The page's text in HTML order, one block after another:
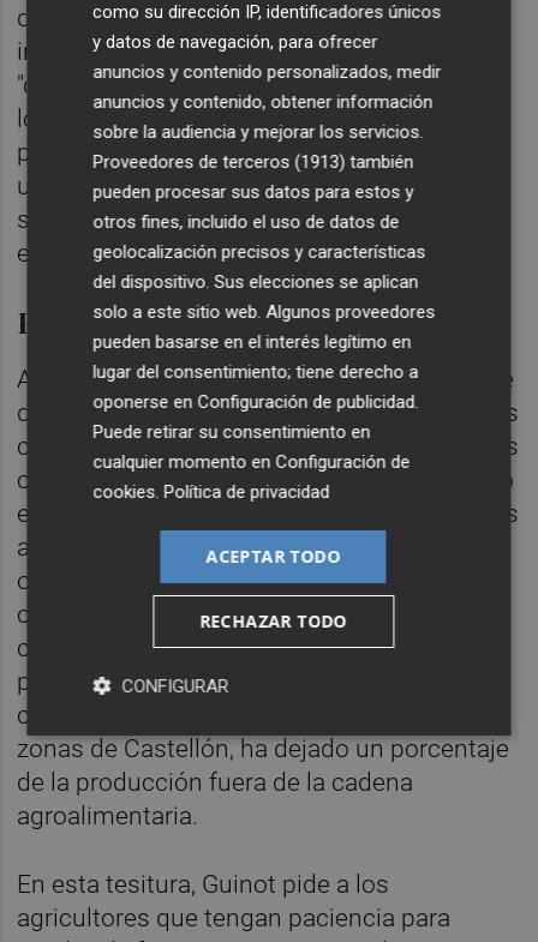
distribución europeas también se ha
instalado un hábito de compra que marca
"que en un momento dado de la campaña
los precios tienen que ser más bajos". En la
práctica, la clemenules se ha convertido en
una especie decommoditypara los
supermercados continentales, que ven en
ella una vía para atraer clientes.
Problemas de calibre
A pesar de ello, y a la espera del impulso que
debe tomar la campaña en los próximos días
como paso previo a las fiestas navideñas, las
cotizaciones actuales no son malas del todo
e incluso dejarán un mayor rendimiento a los
agricultores que hayan conseguido esquivar
otros problemas. El principal es la falta de
calibre, que afecta a buena parte de las
clementinas y que las lluvias han ayudado a
paliar en parte. También la afección del
cotonet de Sudáfrica, sobre todo en algunas
zonas de Castellón, ha dejado un porcentaje
de la producción fuera de la cadena
agroalimentaria.
En esta tesitura, Guinot pide a los
agricultores que tengan paciencia para
como su dirección IP, identificadores únicos
y datos de navegación, para ofrecer
anuncios y contenido personalizados, medir
anuncios y contenido, obtener información
sobre la audiencia y mejorar los servicios.
Proveedores de terceros (1913) también
pueden procesar sus datos para estos y
otros fines, incluido el uso de datos de
geolocalización precisos y características
del dispositivo. Sus elecciones se aplican
solo a este sitio web. Algunos proveedores
pueden basarse en el interés legítimo en
lugar del consentimiento; tiene derecho a
oponerse enConfiguración de publicidad.
Puede retirar su consentimiento en
cualquier momento enConfiguración de
cookies.Política de privacidad
ACEPTAR TODO
RECHAZAR TODO
CONFIGURAR